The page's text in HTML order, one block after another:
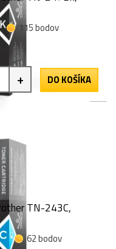
115 bodov
+ DO KOŠÍKA
TN-243C,
62 bodov